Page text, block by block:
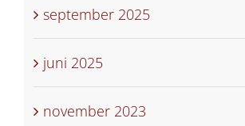
september 2025
juni 2025
november 2023